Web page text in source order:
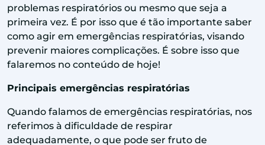
problemas respiratórios ou mesmo que seja a
primeira vez. É por isso que é tão importante saber
como agir em emergências respiratórias, visando
prevenir maiores complicações. É sobre isso que
falaremos no conteúdo de hoje!
Principais emergências respiratórias
Quando falamos de emergências respiratórias, nos
referimos à dificuldade de respirar
adequadamente, o que pode ser fruto de